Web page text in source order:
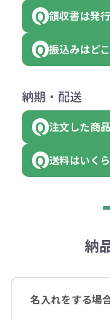
【色指定
に必要な
※10個単
はまらな
アラー
または返
ます。
その際不
ください。
（商品の
※不良商
います
※不良商
お問合せ
（印刷代
（提供価
×色数
※例えば
れ費用が
相談下
なお、
同じ版で
個当た
会員様は
ダウンロ
詳しくは
領収書の
領収書は発
会員様は
詳しくは
領収書の
振込みはど
下記口座
■三菱
小田井支
■ゆうち
口座名
※振り
なりま
納期・配送
注文した商
既製品の
ご入金
定して
あれば
金いただ
送料はいく
き別途
も複数ヶ
料頂戴す
納
名入れをする場